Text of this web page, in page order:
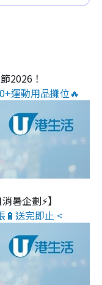
2026！
運動用品攤位🔥
暑企劃⚡】
🔋送完即止 <